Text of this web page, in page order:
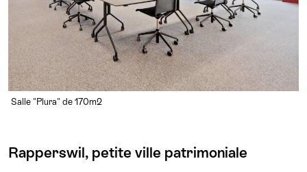
Salle "Plura" de 170m2
Rapperswil, petite ville patrimoniale